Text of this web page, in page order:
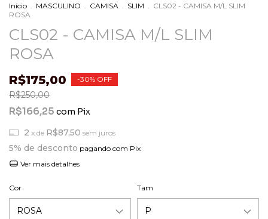
Início MASCULINO CAMISA SLIM
CLS02 - CAMISA M/L SLIM
ROSA
CLS02 - CAMISA M/L SLIM
ROSA
R$175,00 -30% OFF
R$250,00
R$166,25 com Pix
2 x de R$87,50 sem juros
5% de desconto pagando com Pix
Ver mais detalhes
Cor Tam